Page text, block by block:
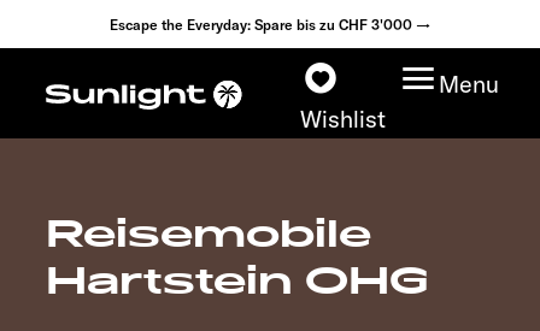
Escape the Everyday: Spare bis zu CHF 3'000 →
Wishlist
Menu
Modelle
Reisemobile
Hartstein OHG